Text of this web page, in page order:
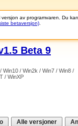
av programvaren. Du
betaversjon)
Beta 9
Win10 / Win2k / Win7 / Win8 /
/ WinXP
Alle versjoner